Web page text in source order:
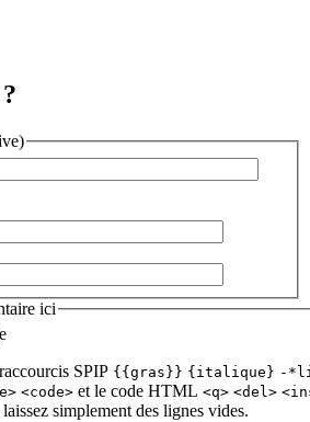
ici
SPIP {{gras}} {italique} -
<code> et le code HTML <q> <del>
simplement des lignes vides.